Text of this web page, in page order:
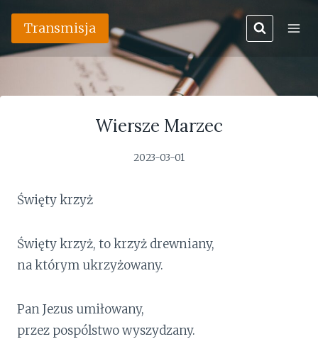
Przejdź
treści
Transmisja
Wiersze Marzec
2023-03-01
Święty krzyż
Święty krzyż, to krzyż drewniany,
na którym ukrzyżowany.
Pan Jezus umiłowany,
przez pospólstwo wyszydzany.